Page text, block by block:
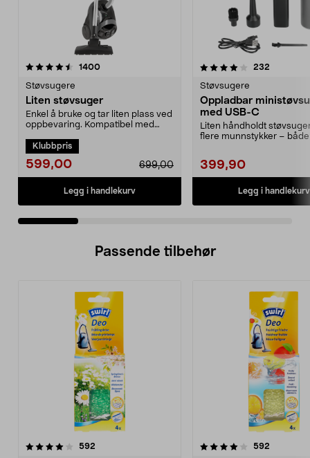
1400anmeldelser
Støvsugere
Liten støvsuger
Enkel å bruke og tar liten plass ved
oppbevaring. Kompatibel med
Klubbpris
599,00 699,00
Legg i handlekurv
4.0 av 5 stjerner 232
Støvsugere
Oppladbar
med USB-C
Liten håndholdt
flere munnstykker –
399,90
Legg i handlekurv
4.0 av 5 stjerner
Passende tilbehør
592
4.0av 5 stjerner 592